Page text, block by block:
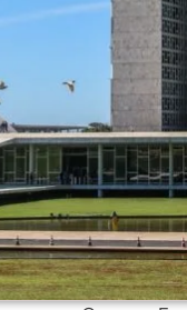
Nacional Em
Avanço, Mas Temem
Mulheres E Ciência Do